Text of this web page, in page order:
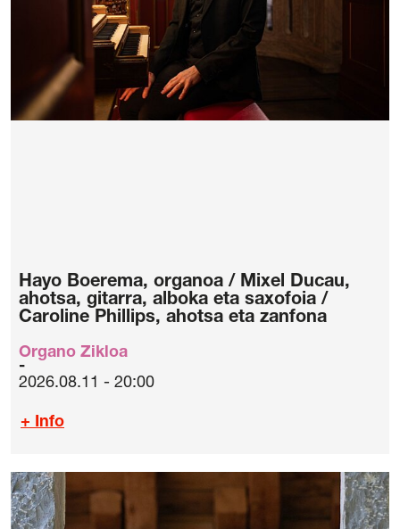
Hayo Boerema, organoa / Mixel Ducau,
ahotsa, gitarra, alboka eta saxofoia /
Caroline Phillips, ahotsa eta zanfona
Organo Zikloa
2026.08.11 - 20:00
+ Info